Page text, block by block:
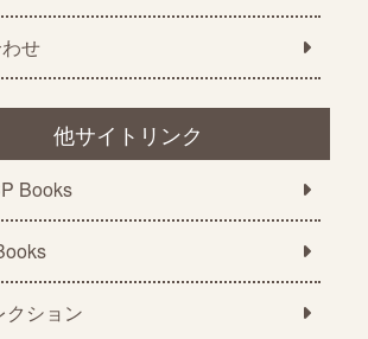
せ
他サイトリンク
Books
クション